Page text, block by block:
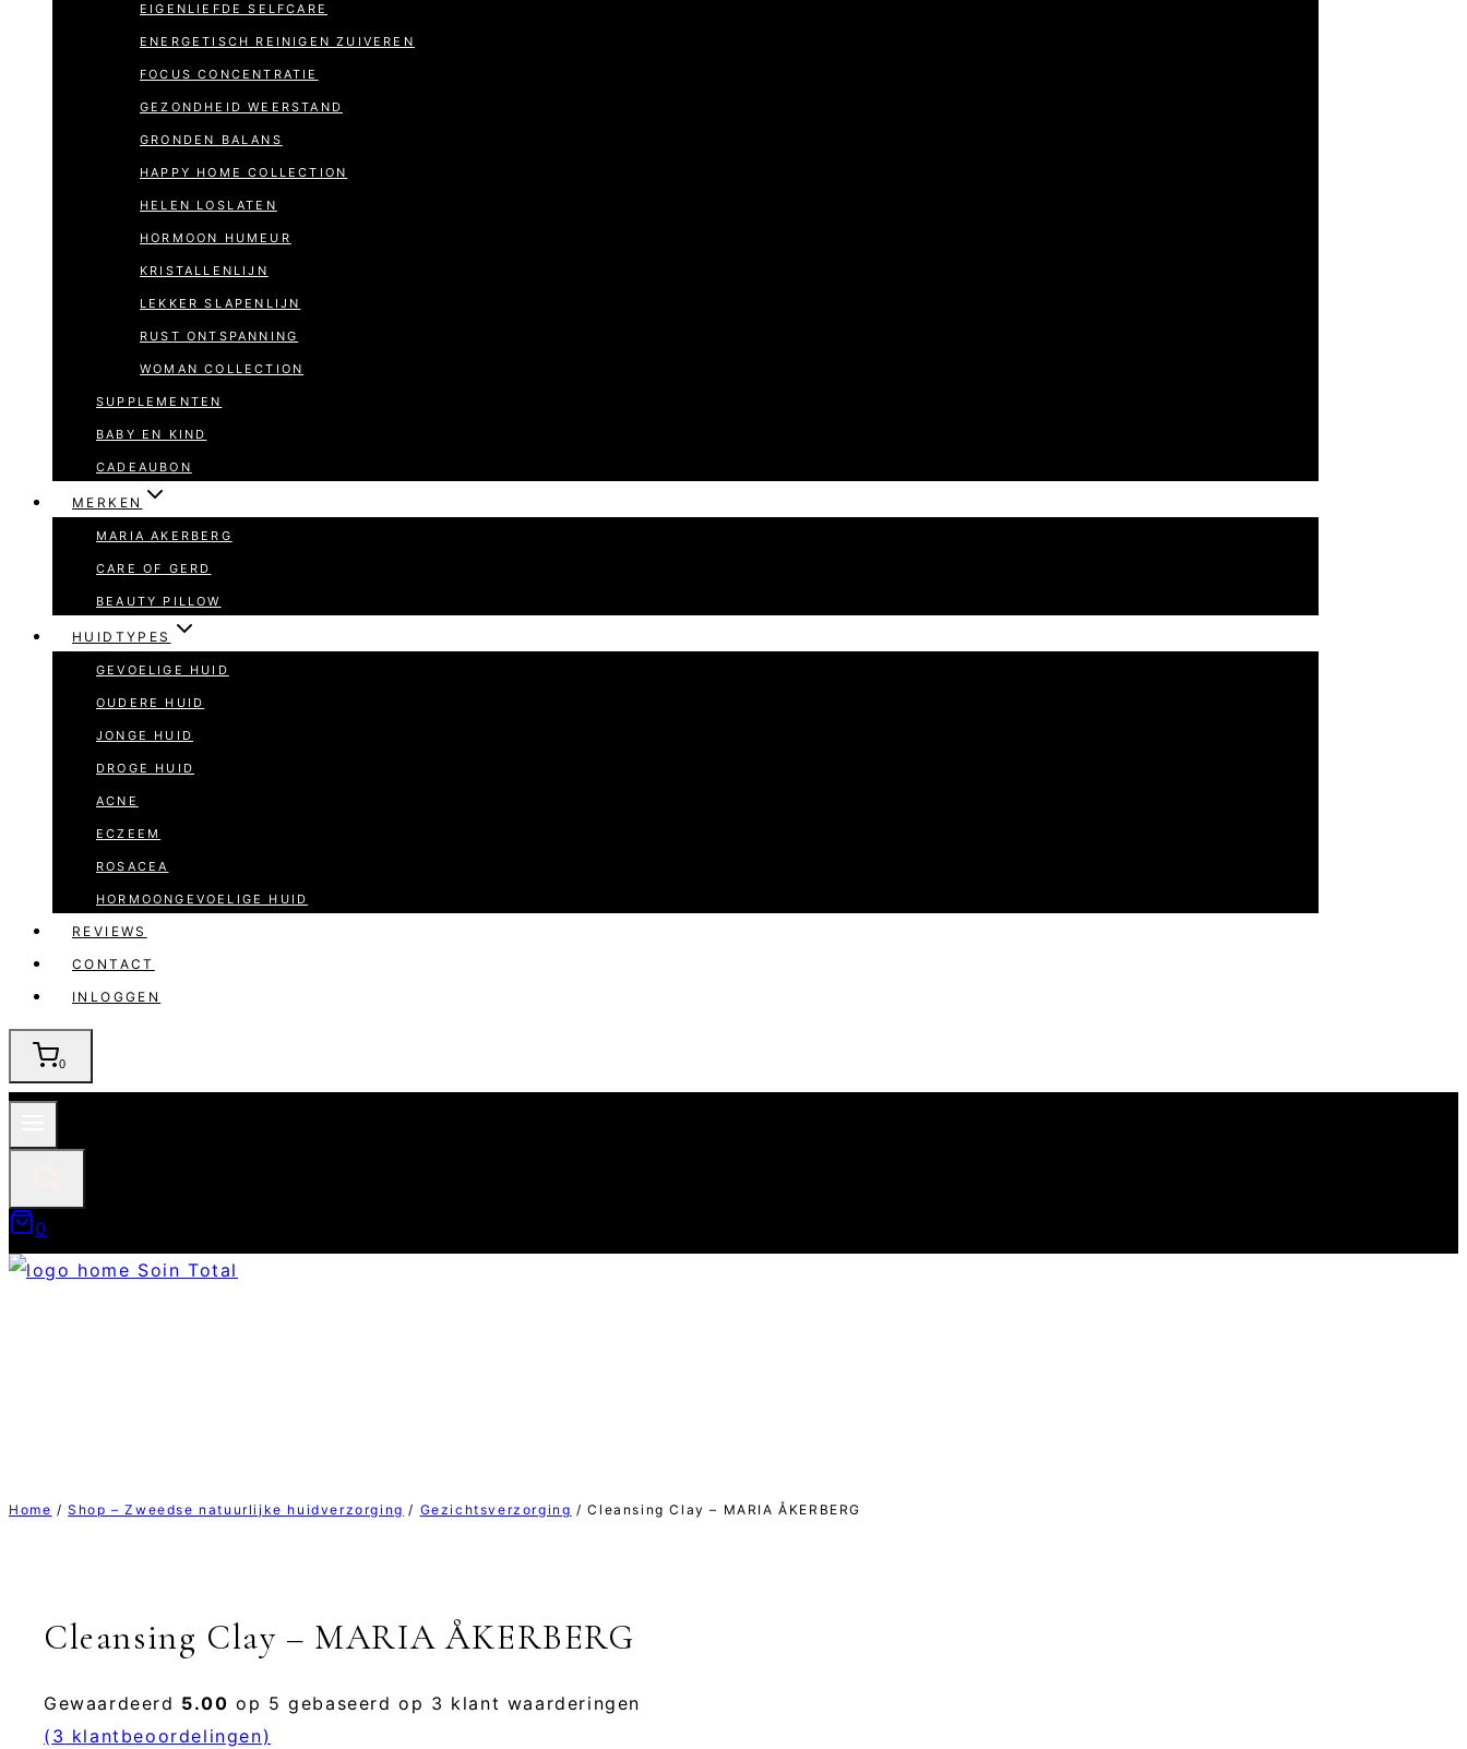
EIGENLIEFDE SELFCARE
ENERGETISCH REINIGEN ZUIVEREN
FOCUS CONCENTRATIE
GEZONDHEID WEERSTAND
GRONDEN BALANS
HAPPY HOME COLLECTION
HELEN LOSLATEN
HORMOON HUMEUR
KRISTALLENLIJN
LEKKER SLAPENLIJN
RUST ONTSPANNING
WOMAN COLLECTION
SUPPLEMENTEN
BABY EN KIND
CADEAUBON
MERKEN
MARIA AKERBERG
CARE OF GERD
BEAUTY PILLOW
HUIDTYPES
GEVOELIGE HUID
OUDERE HUID
JONGE HUID
DROGE HUID
ACNE
ECZEEM
ROSACEA
HORMOONGEVOELIGE HUID
REVIEWS
CONTACT
INLOGGEN
0
0
Home / Shop – Zweedse natuurlijke huidverzorging / Gezichtsverzorging / Cleansing Clay – MARIA ÅKERBERG
Cleansing Clay – MARIA ÅKERBERG
Gewaardeerd 5.00 op 5 gebaseerd op 3 klant waarderingen
( 3 klantbeoordelingen)